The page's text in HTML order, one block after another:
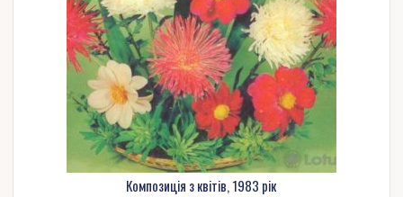
Композиція з квітів, 1983 рік